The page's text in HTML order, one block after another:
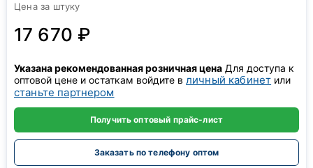
Цена за штуку
17 670 ₽
Указана рекомендованная розничная цена Для доступа к
оптовой цене и остаткам войдите в личный кабинет или
станьте партнером
Получить оптовый прайс-лист
Заказать по телефону оптом